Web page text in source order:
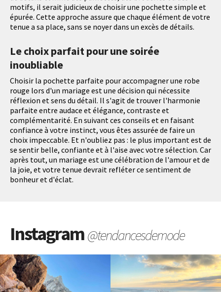
motifs, il serait judicieux de choisir une pochette simple et
épurée. Cette approche assure que chaque élément de votre
tenue a sa place, sans se noyer dans un excès de détails.
Le choix parfait pour une soirée
inoubliable
Choisir la pochette parfaite pour accompagner une robe
rouge lors d'un mariage est une décision qui nécessite
réflexion et sens du détail. Il s'agit de trouver l'harmonie
parfaite entre audace et élégance, contraste et
complémentarité. En suivant ces conseils et en faisant
confiance à votre instinct, vous êtes assurée de faire un
choix impeccable. Et n'oubliez pas : le plus important est de
se sentir belle, confiante et à l'aise avec votre sélection. Car
après tout, un mariage est une célébration de l'amour et de
la joie, et votre tenue devrait refléter ce sentiment de
bonheur et d'éclat.
Instagram@tendancesdemode